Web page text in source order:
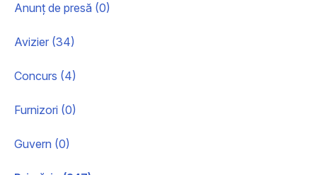
Anunț de presă (0)
Avizier (34)
Concurs (4)
Furnizori (0)
Guvern (0)